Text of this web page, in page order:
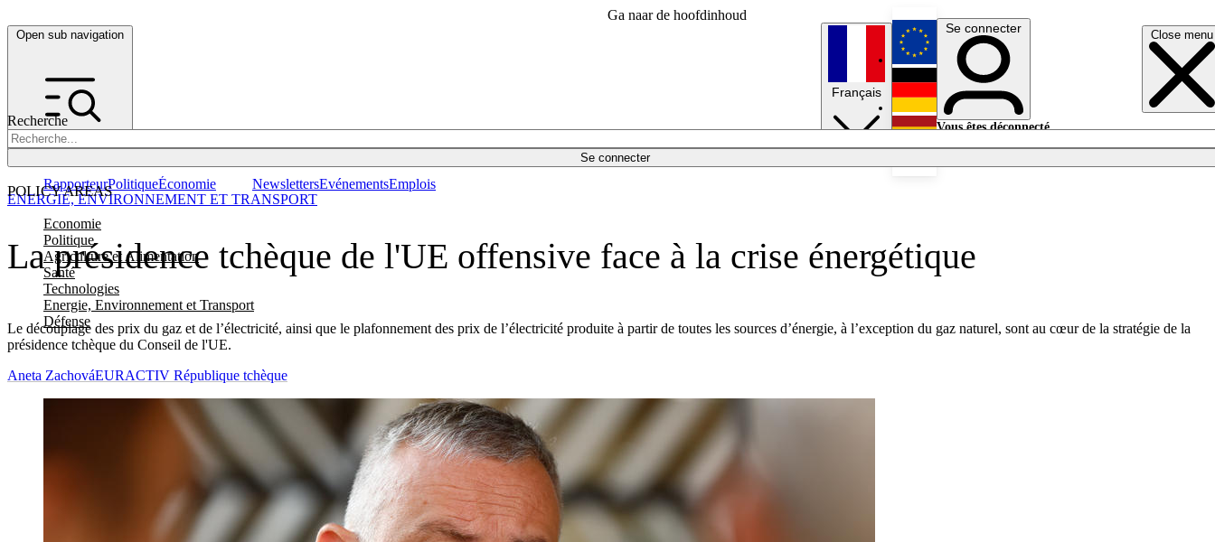
Ga naar de hoofdinhoud
Open sub navigation Close menu
Recherche
Se connecter
POLICY AREAS
Economie
Politique
Agriculture et Alimentation
Santé
Technologies
Energie, Environnement et Transport
Défense
RapporteurPolitiqueÉconomie NewslettersEvénementsEmplois
Français
English
Deutsch
Se connecter
Vous êtes déconnecté.
La présidence tchèque de l'UE offensive face à la crise énergétique
Le découplage des prix du gaz et de l’électricité, ainsi que le plafonnement des prix de l’électricité produite à partir de toutes les sources d’énergie, à l’exception du gaz naturel, sont au cœur de la stratégie de la
présidence tchèque du Conseil de l'UE.
ENERGIE, ENVIRONNEMENT ET TRANSPORT
Aneta ZachováEURACTIV République tchèque